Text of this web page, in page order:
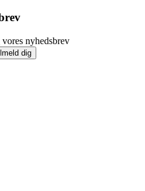
nyhedsbrev
dig